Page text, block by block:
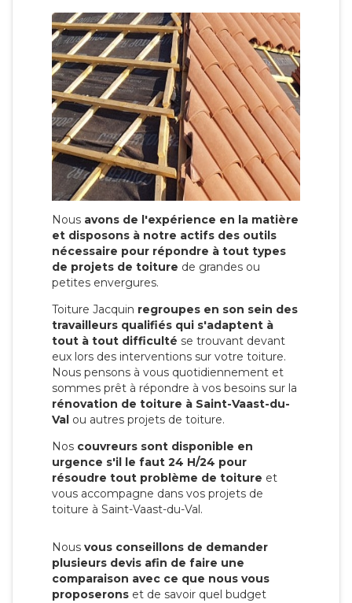
Nous avons de l'expérience en la matière
et disposons à notre actifs des outils
nécessaire pour répondre à tout types
de projets de toiture de grandes ou
petites envergures.
Toiture Jacquin regroupes en son sein des
travailleurs qualifiés qui s'adaptent à
tout à tout difficulté se trouvant devant
eux lors des interventions sur votre toiture.
Nous pensons à vous quotidiennement et
sommes prêt à répondre à vos besoins sur la
rénovation de toiture à Saint-Vaast-du-
Val ou autres projets de toiture.
Nos couvreurs sont disponible en
urgence s'il le faut 24 H/24 pour
résoudre tout problème de toiture et
vous accompagne dans vos projets de
toiture à Saint-Vaast-du-Val.
Nous vous conseillons de demander
plusieurs devis afin de faire une
comparaison avec ce que nous vous
proposerons et de savoir quel budget